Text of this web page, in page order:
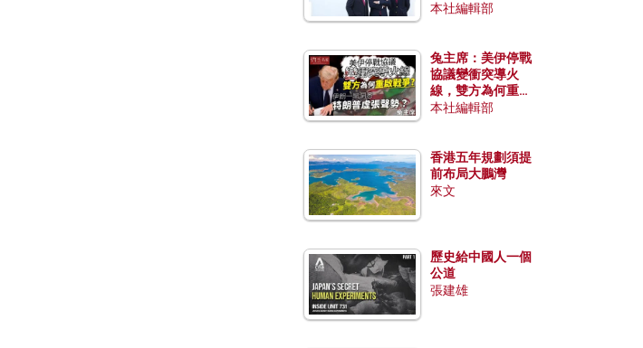
本社編輯部
兔主席：美伊停戰
協議變衝突導火
線，雙方為何重啟
戰爭？伊朗一早洞
本社編輯部
香港五年規劃須提
前布局大鵬灣
來文
歷史給中國人一個
公道
張建雄